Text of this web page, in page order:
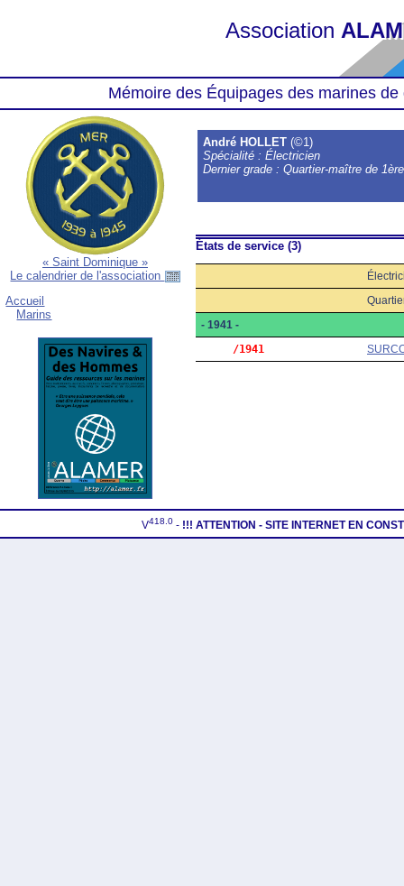
Association
Mémoire des Équipages des marines
« Saint Dominique »
Le calendrier de l'association
Accueil
Marins
André HOLLET (©1)
Spécialité : Électricien
Dernier grade : Quartier-maître de
États de service (3)
- 1941 -
     /1941
V418.0 - !!! ATTENTION - SITE INTERNET EN